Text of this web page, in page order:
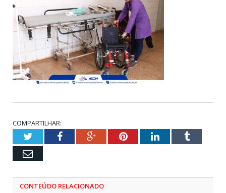
COMPARTILHAR:
TwitterFacebookGoogle+PinterestLinkedInTumblr
Email
CONTEÚDO RELACIONADO